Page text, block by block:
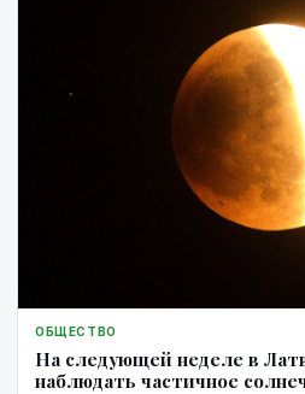
ОБЩЕСТВО
На следующей неделе в
наблюдать частичное